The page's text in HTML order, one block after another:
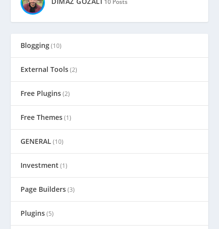
Blogging(10)
External Tools(2)
Free Plugins(2)
Free Themes(1)
GENERAL (10)
Investment (1)
Page Builders(3)
Plugins(5)